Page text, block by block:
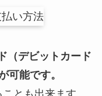
（デビットカード
可能です。
とも出来ます